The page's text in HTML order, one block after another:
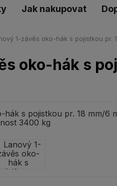
Jak nakupovat
1-závěs oko-hák s pojistkou pr.
oko-hák s